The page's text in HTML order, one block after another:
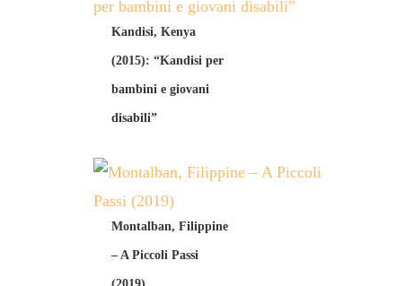
Kandisi, Kenya
(2015): “Kandisi per
bambini e giovani
disabili”
Montalban, Filippine
– A Piccoli Passi